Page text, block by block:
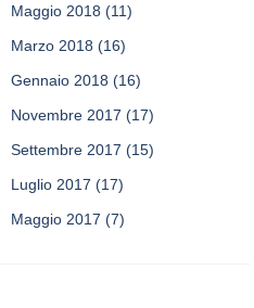
Maggio 2018 (11)
Marzo 2018 (16)
Gennaio 2018 (16)
Novembre 2017 (17)
Settembre 2017 (15)
Luglio 2017 (17)
Maggio 2017 (7)